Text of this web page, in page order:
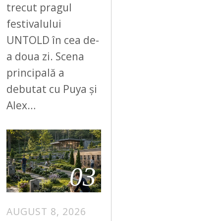
trecut pragul
festivalului
UNTOLD în cea de-
a doua zi. Scena
principală a
debutat cu Puya și
Alex…
03
AUGUST 8, 2026